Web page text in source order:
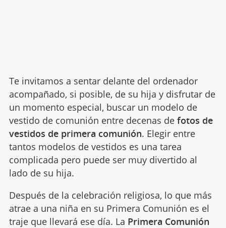
Te invitamos a sentar delante del ordenador
acompañado, si posible, de su hija y disfrutar de
un momento especial, buscar un modelo de
vestido de comunión entre decenas de fotos de
vestidos de primera comunión. Elegir entre
tantos modelos de vestidos es una tarea
complicada pero puede ser muy divertido al
lado de su hija.
Después de la celebración religiosa, lo que más
atrae a una niña en su Primera Comunión es el
traje que llevará ese día. La Primera Comunión